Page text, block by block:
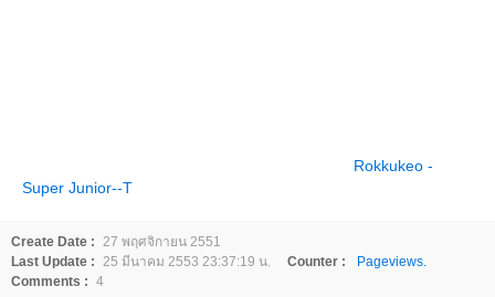
Rokkukeo -
Super Junior--T
Create Date : 27 พฤศจิกายน 2551
Last Update : 25 มีนาคม 2553 23:37:19 น. Counter :
Pageviews.
Comments : 4